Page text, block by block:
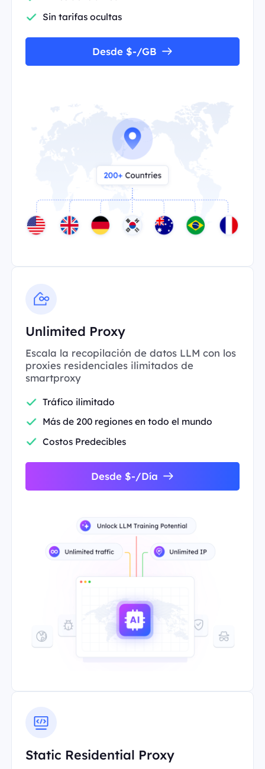
Sin tarifas ocultas
Desde $-/GB
Unlimited Proxy
Escala la recopilación de datos LLM con los
proxies residenciales ilimitados de
smartproxy
Tráfico ilimitado
Más de 200 regiones en todo el mundo
Costos Predecibles
Desde $-/Día
Static Residential Proxy